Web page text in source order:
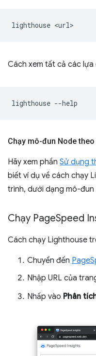
lighthouse
Cách xem tất cả các lựa
lighthouse
Chạy mô-đun Node
Hãy xem phần Sử dụng
biết ví dụ về cách chạy
trình, dưới dạng mô-đun
Chạy PageSpeed
Cách chạy Lighthouse
Chuyển đến
Nhập URL của
Nhấp vào Phân